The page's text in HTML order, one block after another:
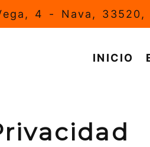
4 - Nava, 33520,
INICIO